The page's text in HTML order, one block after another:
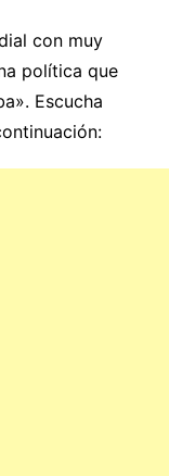
con muy
política que
Escucha